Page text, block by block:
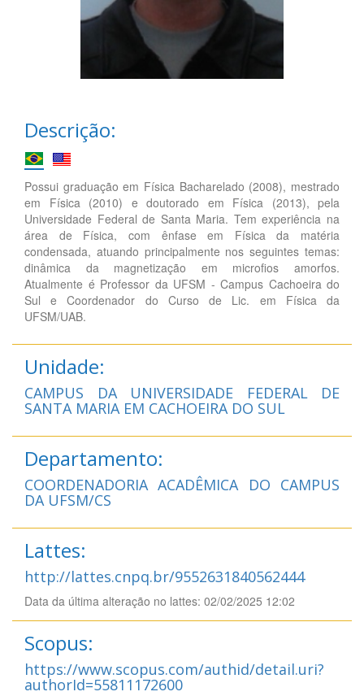
Descrição:
Possui graduação em Física Bacharelado (2008), mestrado
em Física (2010) e doutorado em Física (2013), pela
Universidade Federal de Santa Maria. Tem experiência na
área de Física, com ênfase em Física da matéria
condensada, atuando principalmente nos seguintes temas:
dinâmica da magnetização em microfios amorfos.
Atualmente é Professor da UFSM - Campus Cachoeira do
Sul e Coordenador do Curso de Lic. em Física da
UFSM/UAB.
Unidade:
CAMPUS DA UNIVERSIDADE FEDERAL DE
SANTA MARIA EM CACHOEIRA DO SUL
Departamento:
COORDENADORIA ACADÊMICA DO CAMPUS
DA UFSM/CS
Lattes:
http://lattes.cnpq.br/9552631840562444
Data da última alteração no lattes: 02/02/2025 12:02
Scopus:
https://www.scopus.com/authid/detail.uri?
authorId=55811172600